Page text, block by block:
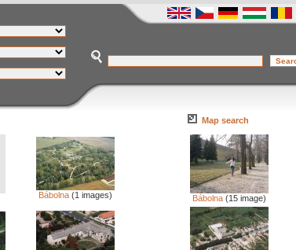
Map search
Bábolna (1 images) Bábolna (15 image)